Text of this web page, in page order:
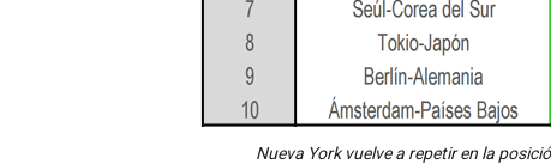
Nueva York vuelve a repetir en la